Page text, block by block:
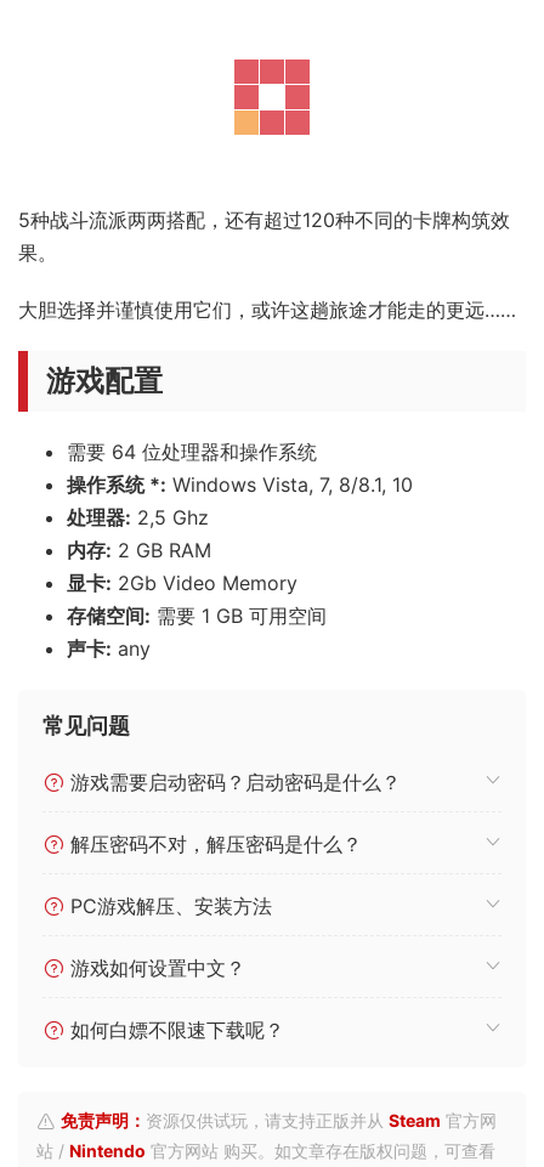
5种战斗流派两两搭配，还有超过120种不同的卡牌构筑效
果。
大胆选择并谨慎使用它们，或许这趟旅途才能走的更远……
游戏配置
需要 64 位处理器和操作系统
操作系统 *: Windows Vista, 7, 8/8.1, 10
处理器: 2,5 Ghz
内存: 2 GB RAM
显卡: 2Gb Video Memory
存储空间: 需要 1 GB 可用空间
声卡: any
常见问题
游戏需要启动密码？启动密码是什么？
解压密码不对，解压密码是什么？
PC游戏解压、安装方法
游戏如何设置中文？
如何白嫖不限速下载呢？
免责声明： 资源仅供试玩，请支持正版并从 Steam 官方网
站 / Nintendo 官方网站 购买。如文章存在版权问题，可查看